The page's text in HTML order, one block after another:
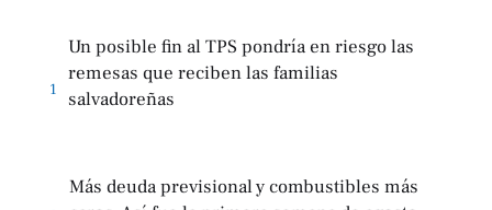
1
Un posible fin al TPS pondría en riesgo las
remesas que reciben las familias
salvadoreñas
Más deuda previsional y combustibles más